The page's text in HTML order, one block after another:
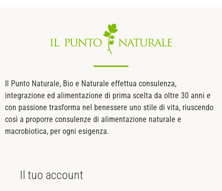
Il Punto Naturale, Bio e Naturale effettua consulenza,
integrazione ed alimentazione di prima scelta da oltre 30 anni e
con passione trasforma nel benessere uno stile di vita, riuscendo
così a proporre consulenze di alimentazione naturale e
macrobiotica, per ogni esigenza.
Il tuo account